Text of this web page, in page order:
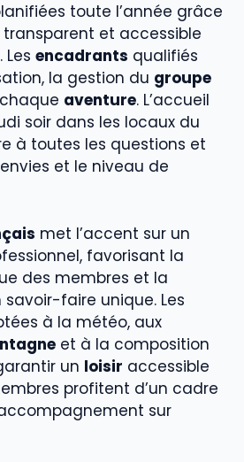
toute l’année grâce
transparent et accessible
encadrants qualifiés
la gestion du groupe
aventure. L’accueil
soir dans les locaux du
à toutes les questions et
et le niveau de
met l’accent sur un
favorisant la
des membres et la
savoir-faire unique. Les
à la météo, aux
et à la composition
un loisir accessible
profitent d’un cadre
sur